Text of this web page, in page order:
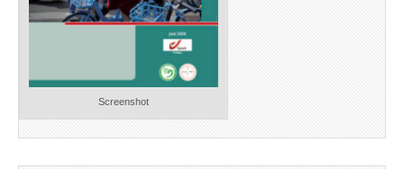
Screenshot